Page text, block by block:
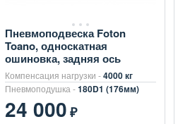
Пневмоподвеска Foton
Toano, односкатная
ошиновка, задняя ось
Компенсация нагрузки -4000 кг
Пневмоподушка -180D1 (176мм)
24 000₽